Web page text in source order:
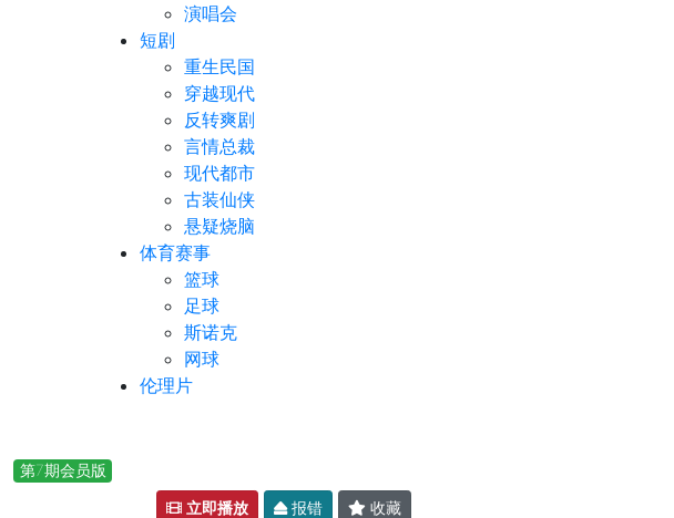
演唱会
短剧
重生民国
穿越现代
反转爽剧
言情总裁
现代都市
古装仙侠
悬疑烧脑
体育赛事
篮球
足球
斯诺克
网球
伦理片
第7期会员版
立即播放 报错 收藏